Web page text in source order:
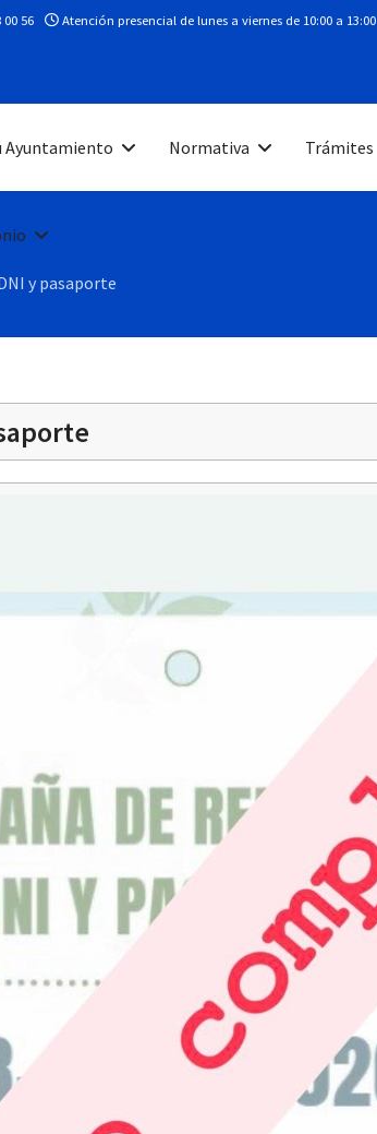
00 56 Atención presencial de lunes a viernes de 10:00 a 13:00
Ayuntamiento Normativa Trámites
y pasaporte